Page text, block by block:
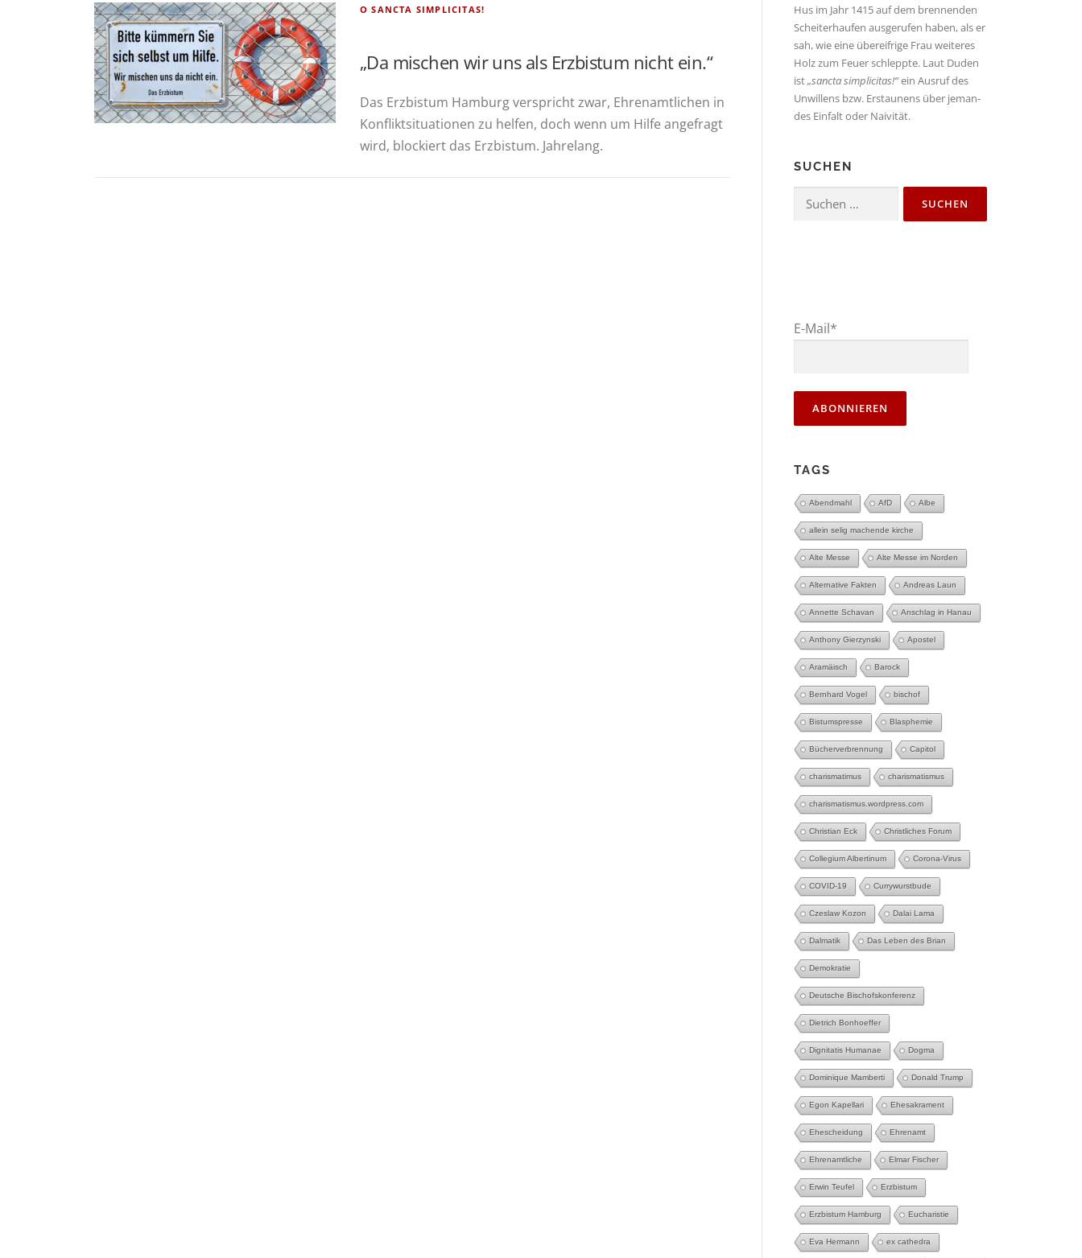
O SANCTA SIMPLICITAS!
„Da mischen wir uns als Erzbistum nicht ein.“
Das Erz­bis­tum Ham­burg ver­spricht zwar, Ehren­amt­li­chen in
Kon­flikt­si­tua­tio­nen zu hel­fen, doch wenn um Hil­fe ange­fragt
wird, blo­ckiert das Erz­bis­tum. Jahrelang.
Hus im Jahr 1415 auf dem bren­nen­den
Schei­ter­hau­fen aus­ge­ru­fen haben, als er
sah, wie eine über­eif­ri­ge Frau wei­te­res
Holz zum Feu­er schlepp­te. Laut Duden
ist„sanc­ta sim­pli­ci­tas!“ein Aus­ruf des
Unwil­lens bzw. Erstau­nens über jeman­
des Ein­falt oder Naivität.
SUCHEN
Suche
E-Mail*
TAGS
Abendmahl AfD Albe
allein selig machende kirche
Alte Messe Alte Messe im Norden
Alternative Fakten Andreas Laun
Annette Schavan Anschlag in Hanau
Anthony Gierzynski Apostel
Aramäisch Barock
Bernhard Vogel bischof
Bistumspresse Blasphemie
Bücherverbrennung Capitol
charismatimus charismatismus
charismatismus.wordpress.com
Christian Eck Christliches Forum
Collegium Albertinum Corona-Virus
COVID-19 Currywurstbude
Czeslaw Kozon Dalai Lama
Dalmatik Das Leben des Brian
Demokratie
Deutsche Bischofskonferenz
Dietrich Bonhoeffer
Dignitatis Humanae Dogma
Dominique Mamberti Donald Trump
Egon Kapellari Ehesakrament
Ehescheidung Ehrenamt
Ehrenamtliche Elmar Fischer
Erwin Teufel Erzbistum
Erzbistum Hamburg Eucharistie
Eva Hermann ex cathedra